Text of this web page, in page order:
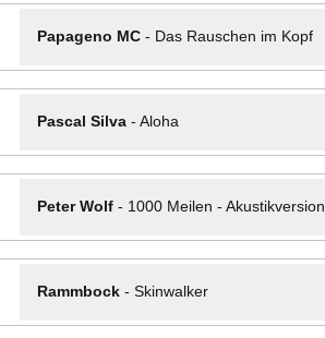
Papageno MC- Das Rauschen im Kopf
Pascal Silva- Aloha
Peter Wolf- 1000 Meilen - Akustikversion
Rammbock- Skinwalker